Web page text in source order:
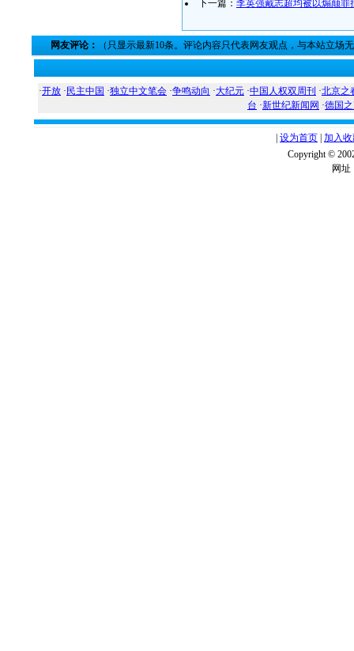
下一篇： 李英强戴志超均被以煽颠罪
网友评论： （只显示最新10条。评论内容只代表网友观点，与本站立场
·开放 · 民主中国 ·独立中文笔会 ·争鸣动向 ·大纪元 ·中国人权双周刊 ·北京之
台 ·新世纪新闻网 ·德国
设为首页 加入
Copyright ©
网址